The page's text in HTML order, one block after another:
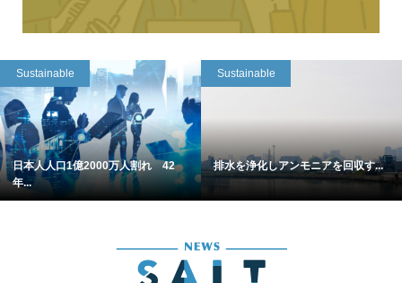
Sustainable
日本人人口1億2000万人割れ 42
年...
Sustainable
排水を浄化しアンモニアを回収す...